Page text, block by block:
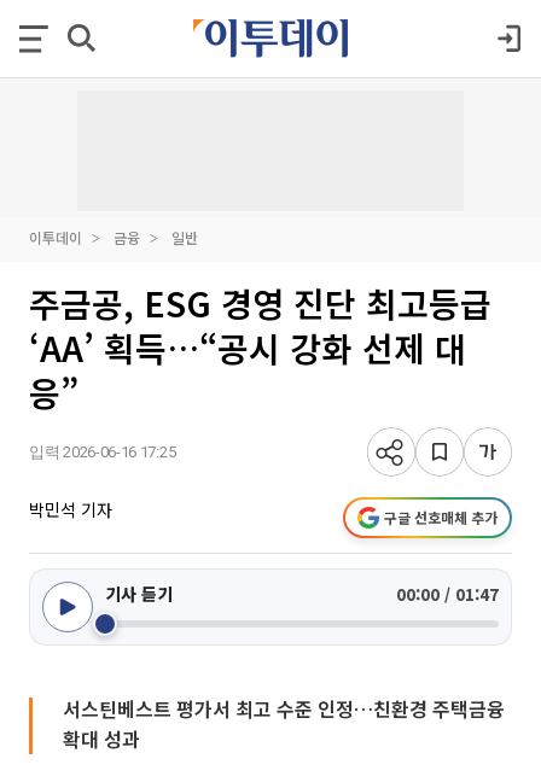
이투데이 금융 일반
주금공, ESG 경영 진단 최고등급
‘AA’ 획득…“공시 강화 선제 대
응”
입력 2026-06-16 17:25
박민석 기자 구글 선호매체 추가
기사 듣기 00:00 / 01:47
서스틴베스트 평가서 최고 수준 인정…친환경 주택금융
확대 성과